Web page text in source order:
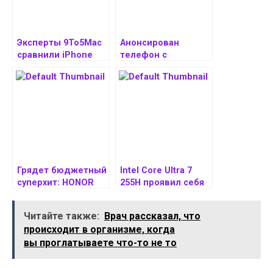
Эксперты 9To5Mac
сравнили iPhone
iPhone 14, iPhone 13
Анонсирован
телефон с
объёмом
Грядет бюджетный
суперхит: HONOR
ГБ ОЗУ и ценник в
$235
Intel Core Ultra 7
255H проявил себя
Читайте также: Врач рассказал, что
происходит в организме, когда
вы проглатываете что-то не то